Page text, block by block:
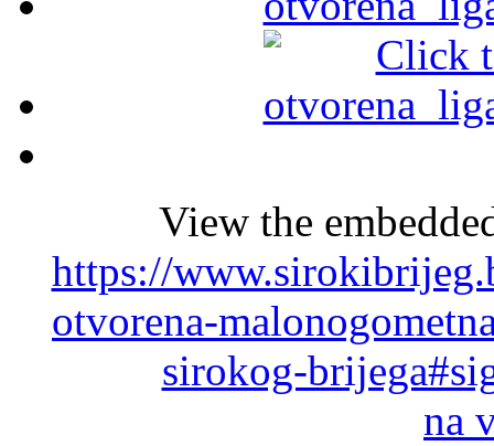
View the
https://
otvorena-
sirokog-
na